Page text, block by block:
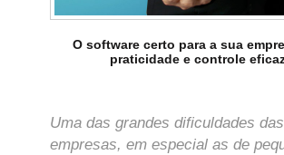
O software certo para a sua
praticidade e controle
Uma das grandes dificuldades das
empresas, em especial as de